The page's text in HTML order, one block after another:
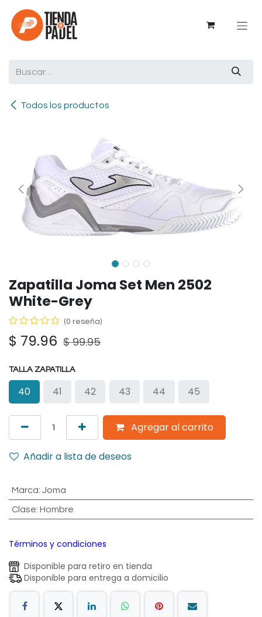
Ir al contenido
Todos los productos
Zapatilla Joma Set Men 2502
White-Grey
(0 reseña)
$ 79.96 $99.95
TALLA ZAPATILLA
40 41 42 43 44 45
Agregar al carrito
Añadir a lista de deseos
Marca: Joma
Clase: Hombre
Términos y condiciones
Disponible para retiro en tienda
Disponible para entrega a domicilio